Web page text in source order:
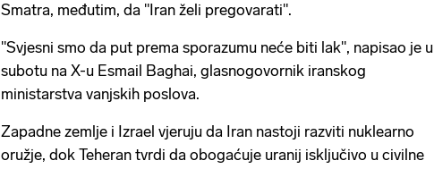
Smatra, međutim, da "Iran želi pregovarati".
"Svjesni smo da put prema sporazumu neće biti lak", napisao je u
subotu na X-u Esmail Baghai, glasnogovornik iranskog
ministarstva vanjskih poslova.
Zapadne zemlje i Izrael vjeruju da Iran nastoji razviti nuklearno
oružje, dok Teheran tvrdi da obogaćuje uranij isključivo u civilne